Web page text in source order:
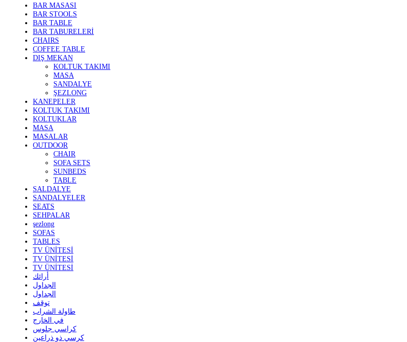
BAR MASASI
BAR STOOLS
BAR TABLE
BAR TABURELERİ
CHAIRS
COFFEE TABLE
DIŞ MEKAN
KOLTUK TAKIMI
MASA
SANDALYE
ŞEZLONG
KANEPELER
KOLTUK TAKIMI
KOLTUKLAR
MASA
MASALAR
OUTDOOR
CHAIR
SOFA SETS
SUNBEDS
TABLE
SALDALYE
SANDALYELER
SEATS
SEHPALAR
şezlong
SOFAS
TABLES
TV ÜNİTESİ
TV ÜNİTESİ
TV ÜNİTESİ
أرائك
الجداول
الجداول
توقف
طاولة الشراب
في الخارج
كراسي جلوس
كرسي ذو ذراعين